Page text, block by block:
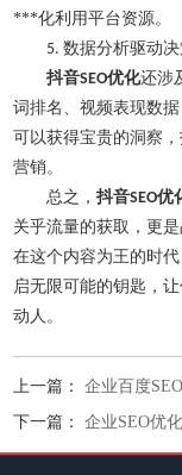
***化利用平台资源。
5.数据分析驱动
抖音SEO优化还涉
词排名、视频表现数
可以获得宝贵的洞察
营销。
总之，抖音SEO优
关乎流量的获取，更
在这个内容为王的时
启无限可能的钥匙，
动人。
上一篇：企业百度
下一篇：企业SEO优